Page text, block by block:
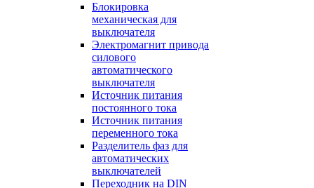
Блокировка
механическая для
выключателя
Электромагнит привода
силового
автоматического
выключателя
Источник питания
постоянного тока
Источник питания
переменного тока
Разделитель фаз для
автоматических
выключателей
Переходник на DIN